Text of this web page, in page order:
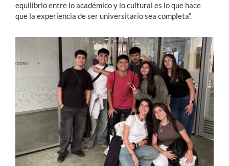
equilibrio entre lo académico y lo cultural es lo que hace
que la experiencia de ser universitario sea completa”.